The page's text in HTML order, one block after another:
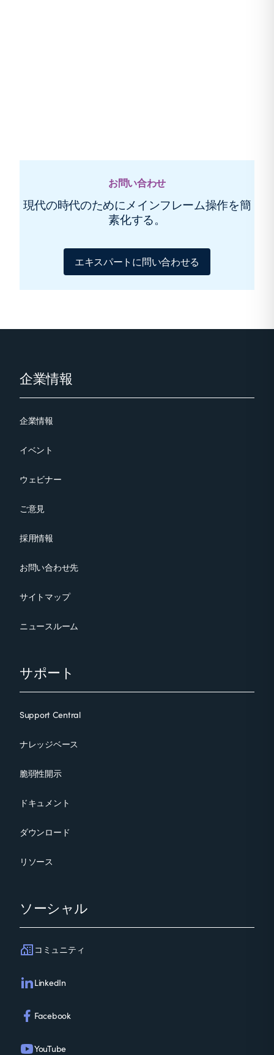
お問い合わせ
現代の時代のためにメインフレーム操作を簡
素化する。
エキスパートに問い合わせる
Footer企業情報
企業情報
イベント
ウェビナー
ご意見
採用情報
お問い合わせ先
サイトマップ
ニュースルーム
サポート
Support Central
ナレッジベース
脆弱性開示
ドキュメント
ダウンロード
リソース
ソーシャル
コミュニティ
LinkedIn
Facebook
YouTube